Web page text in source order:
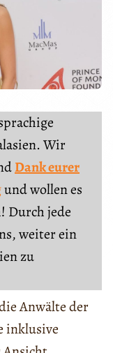
Wir
Dank eurer
und wollen es
Durch jede
weiter ein
zu
Anwälte der
inklusive